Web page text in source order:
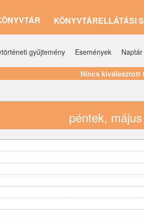
KÖNYVTÁRELLÁTÁSI
gyűjtemény Események Naptár
Nincs kiválasztott
péntek,